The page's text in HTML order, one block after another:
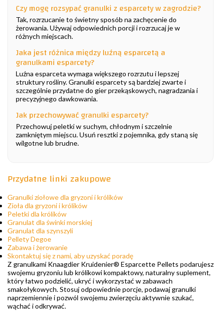
Czy mogę rozsypać granulki z esparcety w zagrodzie?
Tak, rozrzucanie to świetny sposób na zachęcenie do
żerowania. Używaj odpowiednich porcji i rozrzucaj je w
różnych miejscach.
Jaka jest różnica między luźną esparcetą a
granulkami esparcety?
Luźna esparceta wymaga większego rozrzutu i lepszej
struktury rośliny. Granulki esparcety są bardziej zwarte i
szczególnie przydatne do gier przekąskowych, nagradzania i
precyzyjnego dawkowania.
Jak przechowywać granulki esparcety?
Przechowuj peletki w suchym, chłodnym i szczelnie
zamkniętym miejscu. Usuń resztki z pojemnika, gdy staną się
wilgotne lub brudne.
Przydatne linki zakupowe
Granulki ziołowe dla gryzoni i królików
Zioła dla gryzoni i królików
Peletki dla królików
Granulat dla świnki morskiej
Granulat dla szynszyli
Pellety Degoe
Zabawa i żerowanie
Skontaktuj się z nami, aby uzyskać poradę
Z granulkami Knaagdier Kruidenier® Esparcette Pellets podarujesz
swojemu gryzoniu lub królikowi kompaktowy, naturalny suplement,
który łatwo podzielić, ukryć i wykorzystać w zabawach
smakołykowych. Stosuj odpowiednie porcje, podawaj granulki
naprzemiennie i pozwól swojemu zwierzęciu aktywnie szukać,
wąchać i odkrywać.